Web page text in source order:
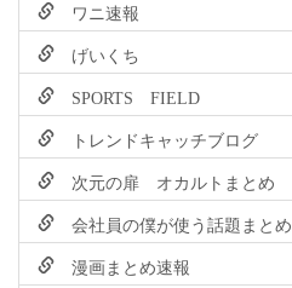
ワニ速報
げいくち
SPORTS FIELD
トレンドキャッチブログ
次元の扉 オカルトまとめ
会社員の僕が使う話題まとめ
漫画まとめ速報